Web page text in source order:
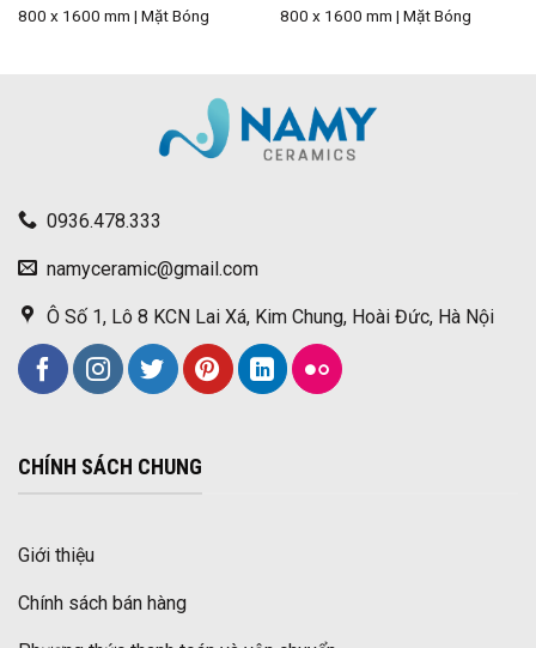
800 x 1600 mm | Mặt Bóng
800 x 1600 mm | Mặt Bóng
0936.478.333
namyceramic@gmail.com
Ô Số 1, Lô 8 KCN Lai Xá, Kim Chung, Hoài Đức, Hà Nội
CHÍNH SÁCH CHUNG
Giới thiệu
Chính sách bán hàng